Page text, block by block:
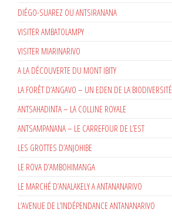
DIÉGO-SUAREZ OU ANTSIRANANA
VISITER AMBATOLAMPY
VISITER MIARINARIVO
A LA DÉCOUVERTE DU MONT IBITY
LA FORÊT D’ANGAVO – UN EDEN DE LA BIODIVERSITÉ
ANTSAHADINTA – LA COLLINE ROYALE
ANTSAMPANANA – LE CARREFOUR DE L’EST
LES GROTTES D’ANJOHIBE
LE ROVA D’AMBOHIMANGA
LE MARCHÉ D’ANALAKELY A ANTANANARIVO
L’AVENUE DE L’INDÉPENDANCE ANTANANARIVO